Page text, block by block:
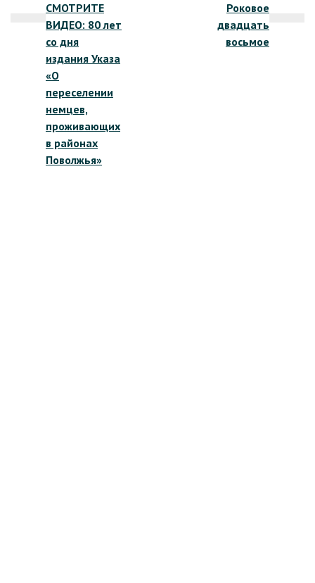
записям
СМОТРИТЕ
ВИДЕО: 80 лет
со дня
издания Указа
«О
переселении
немцев,
проживающих
в районах
Поволжья»
Роковое
двадцать
восьмое